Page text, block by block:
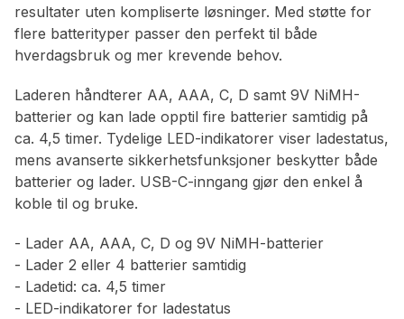
resultater uten kompliserte løsninger. Med støtte for
flere batterityper passer den perfekt til både
hverdagsbruk og mer krevende behov.
Laderen håndterer AA, AAA, C, D samt 9V NiMH-
batterier og kan lade opptil fire batterier samtidig på
ca. 4,5 timer. Tydelige LED-indikatorer viser ladestatus,
mens avanserte sikkerhetsfunksjoner beskytter både
batterier og lader. USB-C-inngang gjør den enkel å
koble til og bruke.
- Lader AA, AAA, C, D og 9V NiMH-batterier
- Lader 2 eller 4 batterier samtidig
- Ladetid: ca. 4,5 timer
- LED-indikatorer for ladestatus